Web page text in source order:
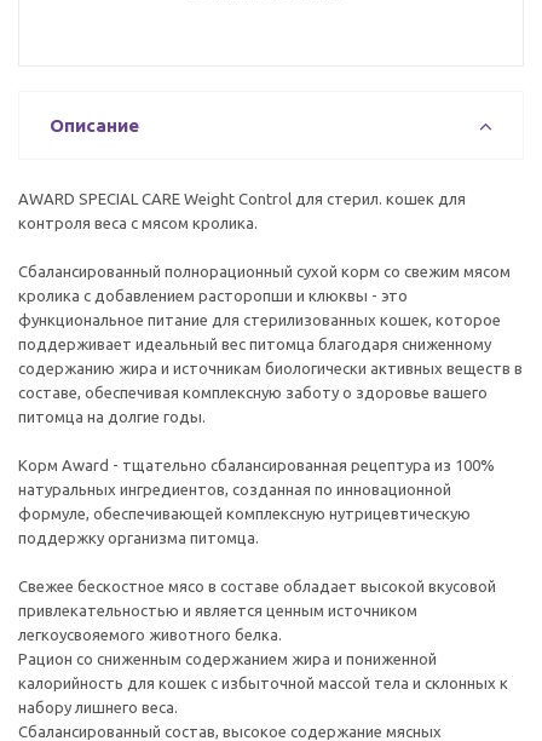
Описание
AWARD SPECIAL CARE Weight Control для стерил. кошек для
контроля веса с мясом кролика.
Сбалансированный полнорационный сухой корм со свежим мясом
кролика с добавлением расторопши и клюквы - это
функциональное питание для стерилизованных кошек, которое
поддерживает идеальный вес питомца благодаря сниженному
содержанию жира и источникам биологически активных веществ в
составе, обеспечивая комплексную заботу о здоровье вашего
питомца на долгие годы.
Корм Award - тщательно сбалансированная рецептура из 100%
натуральных ингредиентов, созданная по инновационной
формуле, обеспечивающей комплексную нутрицевтическую
поддержку организма питомца.
Свежее бескостное мясо в составе обладает высокой вкусовой
привлекательностью и является ценным источником
легкоусвояемого животного белка.
Рацион со сниженным содержанием жира и пониженной
калорийность для кошек с избыточной массой тела и склонных к
набору лишнего веса.
Сбалансированный состав, высокое содержание мясных